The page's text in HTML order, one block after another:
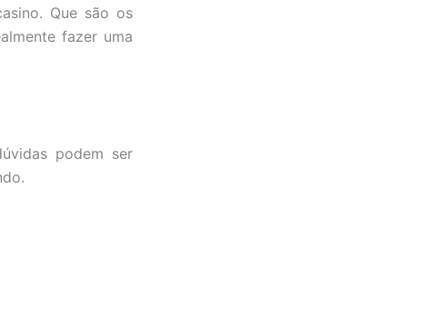
Que são os
fazer uma
podem ser